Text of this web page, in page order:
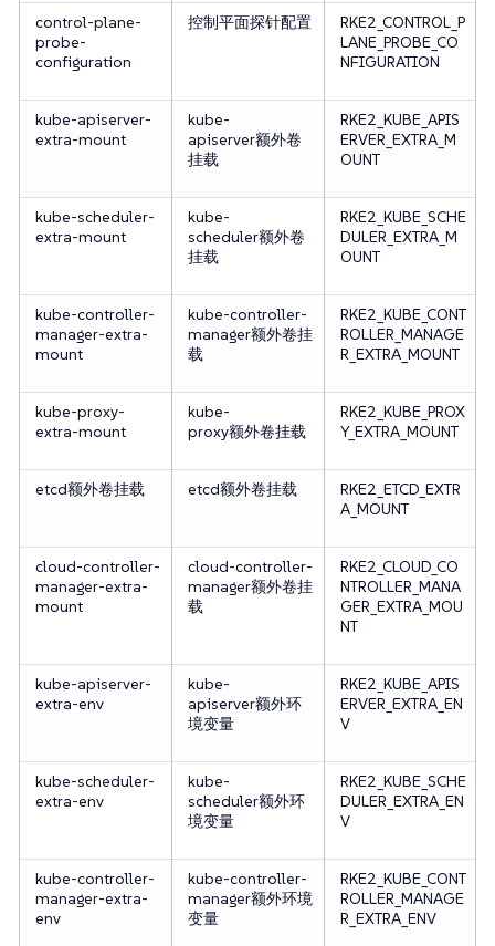
control-plane-
probe-
configuration
控制平面探针配置
RKE2_CONTROL_P
LANE_PROBE_CO
NFIGURATION
kube-apiserver-
extra-mount
kube-
apiserver额外卷
挂载
RKE2_KUBE_APIS
ERVER_EXTRA_M
OUNT
kube-scheduler-
extra-mount
kube-
scheduler额外卷
挂载
RKE2_KUBE_SCHE
DULER_EXTRA_M
OUNT
kube-controller-
manager-extra-
mount
kube-controller-
manager额外卷挂
载
RKE2_KUBE_CONT
ROLLER_MANAGE
R_EXTRA_MOUNT
kube-proxy-
extra-mount
kube-
proxy额外卷挂载
RKE2_KUBE_PROX
Y_EXTRA_MOUNT
etcd额外卷挂载 etcd额外卷挂载
RKE2_ETCD_EXTR
A_MOUNT
cloud-controller-
manager-extra-
mount
cloud-controller-
manager额外卷挂
载
RKE2_CLOUD_CO
NTROLLER_MANA
GER_EXTRA_MOU
NT
kube-apiserver-
extra-env
kube-
apiserver额外环
境变量
RKE2_KUBE_APIS
ERVER_EXTRA_EN
V
kube-scheduler-
extra-env
kube-
scheduler额外环
境变量
RKE2_KUBE_SCHE
DULER_EXTRA_EN
V
kube-controller-
manager-extra-
env
kube-controller-
manager额外环境
变量
RKE2_KUBE_CONT
ROLLER_MANAGE
R_EXTRA_ENV